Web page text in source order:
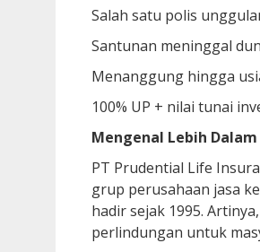
Salah satu polis
Santunan meninggal
Menanggung hingga
100% UP + nilai tunai
Mengenal Lebih
PT Prudential Life
grup perusahaan jasa
hadir sejak 1995.
perlindungan untuk